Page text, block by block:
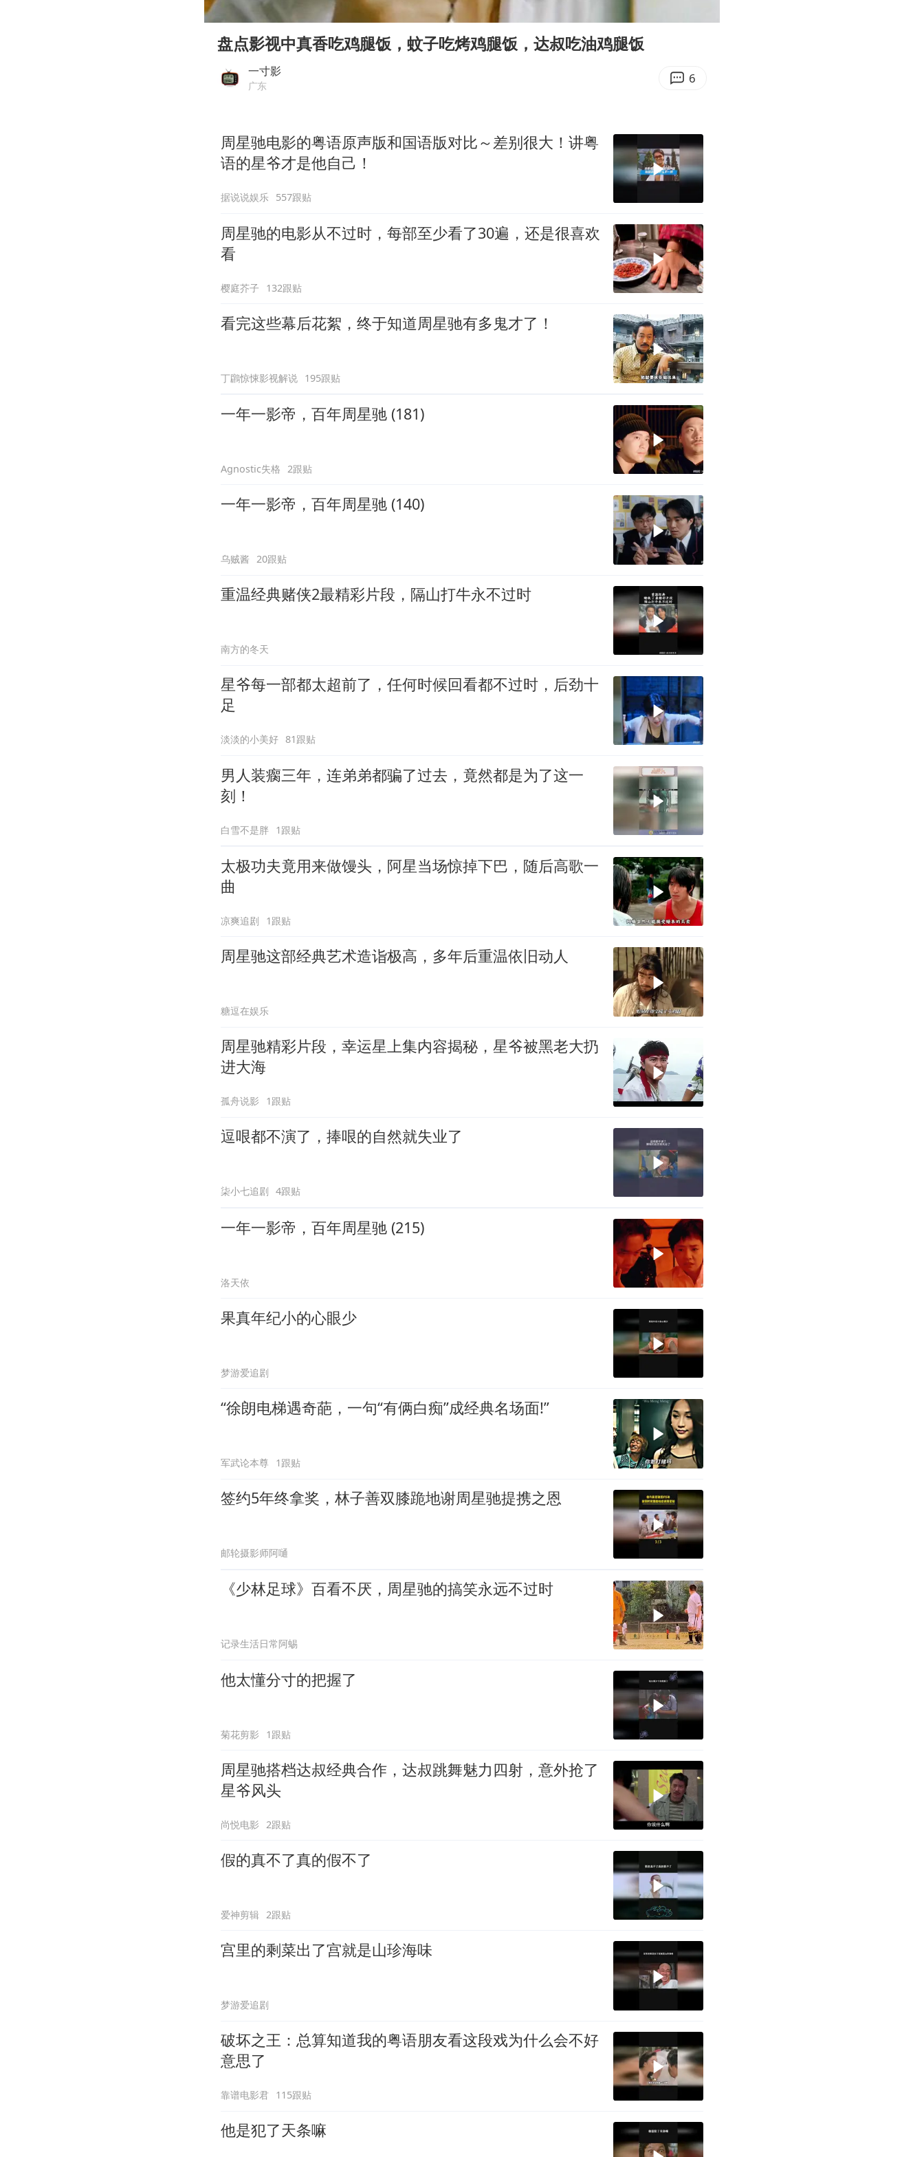
香港宏福苑火灾或由烟头引起
浙江台州《告全体市民书》
董璇小酒窝朵朵为佟丽娅庆生
36岁男演员成景区NPC后人气爆棚
00:00
盘点影视中真香吃鸡腿饭，蚊子吃烤鸡腿饭，达叔吃油鸡腿饭
一寸影
广东 6
周星驰电影的粤语原声版和国语版对比～差别很大！讲粤
语的星爷才是他自己！
据说说娱乐 557跟贴
周星驰的电影从不过时，每部至少看了30遍，还是很喜欢
看
樱庭芥子 132跟贴
看完这些幕后花絮，终于知道周星驰有多鬼才了！
丁鸊惊悚影视解说 195跟贴
一年一影帝，百年周星驰 (181)
Agnostic失格 2跟贴
一年一影帝，百年周星驰 (140)
乌贼酱 20跟贴
重温经典赌侠2最精彩片段，隔山打牛永不过时
南方的冬天
星爷每一部都太超前了，任何时候回看都不过时，后劲十
足
淡淡的小美好 81跟贴
男人装瘸三年，连弟弟都骗了过去，竟然都是为了这一
刻！
白雪不是胖 1跟贴
太极功夫竟用来做馒头，阿星当场惊掉下巴，随后高歌一
曲
凉爽追剧 1跟贴
周星驰这部经典艺术造诣极高，多年后重温依旧动人
糖逗在娱乐
周星驰精彩片段，幸运星上集内容揭秘，星爷被黑老大扔
进大海
孤舟说影 1跟贴
逗哏都不演了，捧哏的自然就失业了
柒小七追剧 4跟贴
一年一影帝，百年周星驰 (215)
洛天依
果真年纪小的心眼少
梦游爱追剧
“徐朗电梯遇奇葩，一句“有俩白痴”成经典名场面!”
军武论本尊 1跟贴
签约5年终拿奖，林子善双膝跪地谢周星驰提携之恩
邮轮摄影师阿嗵
《少林足球》百看不厌，周星驰的搞笑永远不过时
记录生活日常阿蜴
他太懂分寸的把握了
菊花剪影 1跟贴
周星驰搭档达叔经典合作，达叔跳舞魅力四射，意外抢了
星爷风头
尚悦电影 2跟贴
假的真不了真的假不了
爱神剪辑 2跟贴
宫里的剩菜出了宫就是山珍海味
梦游爱追剧
破坏之王：总算知道我的粤语朋友看这段戏为什么会不好
意思了
靠谱电影君 115跟贴
他是犯了天条嘛